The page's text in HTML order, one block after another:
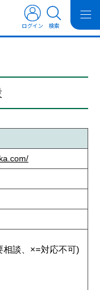
ログイン 検索
談、×=対応不可)